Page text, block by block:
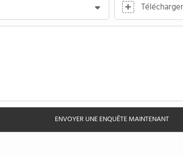
ENVOYER UNE ENQUÊTE MAINTENANT